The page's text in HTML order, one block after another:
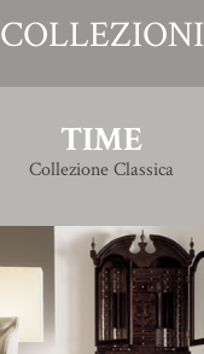
COLLEZIONI
TIME
Collezione Classica